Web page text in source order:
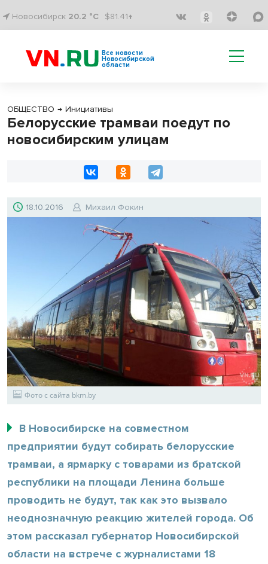
Новосибирск 20.2 °C $81.41↑
Все новости
Новосибирской
области
ОБЩЕСТВО → Инициативы
Белорусские трамваи поедут по
новосибирским улицам
18.10.2016 Михаил Фокин
Фото с сайта bkm.by
В Новосибирске на совместном
предприятии будут собирать белорусские
трамваи, а ярмарку с товарами из братской
республики на площади Ленина больше
проводить не будут, так как это вызвало
неоднозначную реакцию жителей города. Об
этом рассказал губернатор Новосибирской
области на встрече с журналистами 18